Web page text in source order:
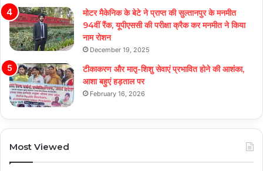
मोटर मैकेनिक के बेटे ने प्राप्त की सुल्तानपुर के मनमीत
94वीं रैंक, यूपीएससी की परीक्षा क्रैक कर मनमीत ने किया
नाम रोशन
December 19, 2025
टीकाकरण और मातृ-शिशु सेवाएं प्रभावित होने की आशंका,
आशा बहुएं हड़ताल पर
February 16, 2026
Most Viewed